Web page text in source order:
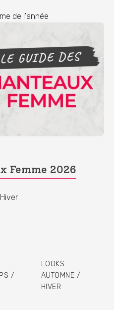
de l'année
Femme 2026
/
LOOKS
AUTOMNE /
HIVER